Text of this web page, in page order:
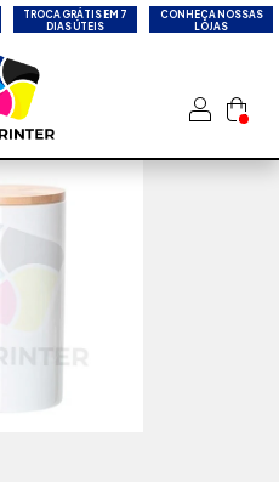
TROCA GRÁTIS EM 7
DIAS ÚTEIS
CONHEÇA NOSSAS
LOJAS